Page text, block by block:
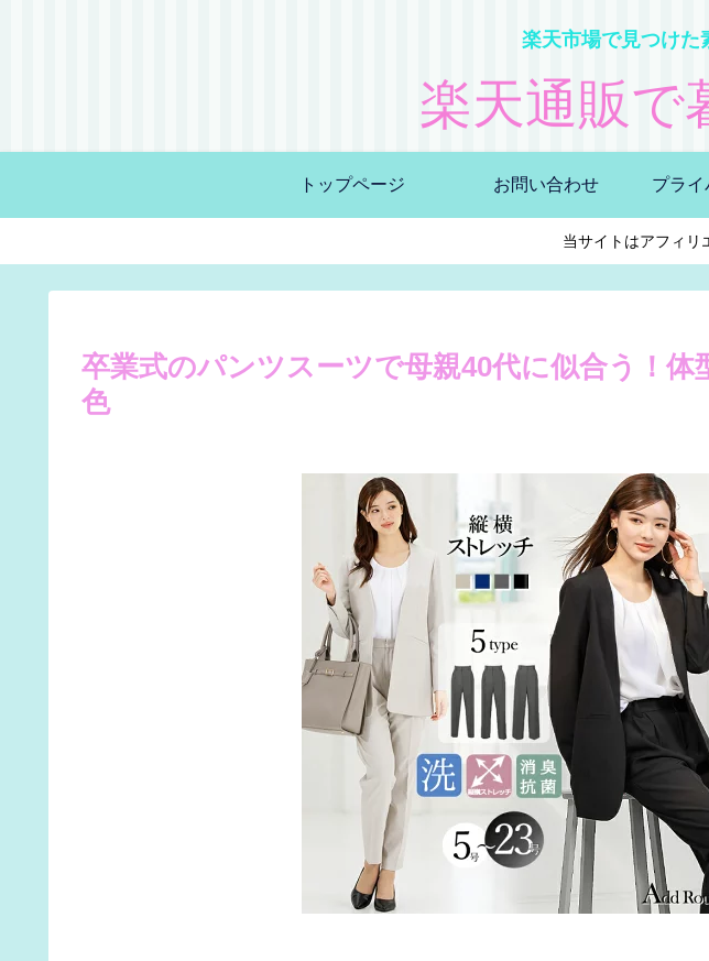
楽天市場で見つけた
楽天通販で
トップページ お問い合わせ プライ
当サイトはアフィリ
卒業式のパンツスーツで母親40代に似合う！体
色